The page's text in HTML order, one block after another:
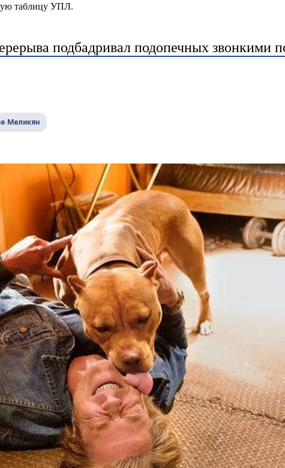
таблицу УПЛ.
подбадривал подопечных звонкими
Меликян